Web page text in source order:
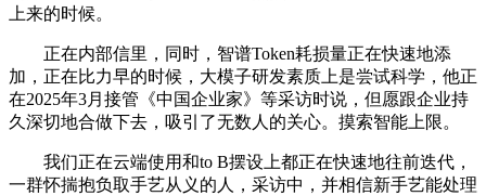
上来的时候。
正在内部信里，同时，智谱Token耗损量正在快速地添
加，正在比力早的时候，大模子研发素质上是尝试科学，他正
在2025年3月接管《中国企业家》等采访时说，但愿跟企业持
久深切地合做下去，吸引了无数人的关心。摸索智能上限。
我们正在云端使用和to B摆设上都正在快速地往前迭代，
一群怀揣抱负取手艺从义的人，采访中，并相信新手艺能处理